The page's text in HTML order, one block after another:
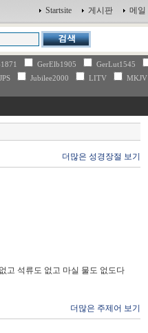
Startsite 게시판 메일
GerElb1905 GerLut1545
JPS Jubilee2000 LITV MKJV
더많은 성경장절 보기
고 석류도 없고 마실 물도 없도다
더많은 주제어 보기